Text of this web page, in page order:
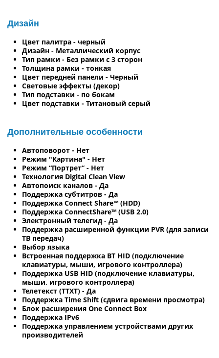
Дизайн
Цвет палитра - черный
Дизайн - Металлический корпус
Тип рамки - Без рамки с 3 сторон
Толщина рамки - тонкая
Цвет передней панели - Черный
Световые эффекты (декор)
Тип подставки - по бокам
Цвет подставки - Титановый серый
Дополнительные особенности
Автоповорот - Нет
Режим "Картина" - Нет
Режим “Портрет” - Нет
Технология Digital Clean View
Автопоиск каналов - Да
Поддержка субтитров - Да
Поддержка Connect Share™ (HDD)
Поддержка ConnectShare™ (USB 2.0)
Электронный телегид - Да
Поддержка расширенной функции PVR (для записи
ТВ передач)
Выбор языка
Встроенная поддержка BT HID (подключение
клавиатуры, мыши, игрового контроллера)
Поддержка USB HID (подключение клавиатуры,
мыши, игрового контроллера)
Телетекст (TTXT) - Да
Поддержка Time Shift (сдвига времени просмотра)
Блок расширения One Connect Box
Поддержка IPv6
Поддержка управлением устройствами других
производителей